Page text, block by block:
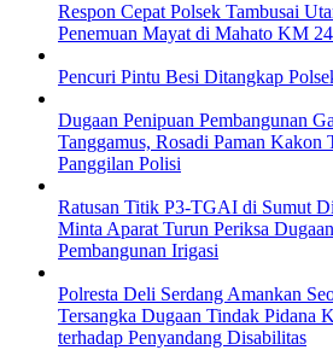
Respon Cepat Polsek Tambusai
Penemuan Mayat di Mahato KM
Pencuri Pintu Besi Ditangkap
Dugaan Penipuan Pembangunan
Tanggamus, Rosadi Paman
Panggilan Polisi
Ratusan Titik P3-TGAI di Sumut
Minta Aparat Turun Periksa
Pembangunan Irigasi
Polresta Deli Serdang Amankan
Tersangka Dugaan Tindak Pidana
terhadap Penyandang Disabilitas